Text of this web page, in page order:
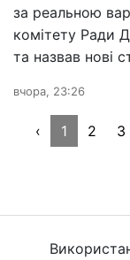
за реальною
комітету Ради
та назвав нові
вчора, 23:26
‹ 1 2 3